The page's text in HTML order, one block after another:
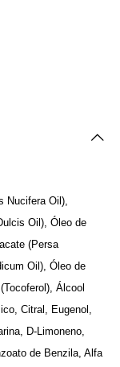
Nucifera Oil),
Oil), Óleo de
(Persa
Oil), Óleo de
Álcool
Citral, Eugenol,
D-Limoneno,
de Benzila, Alfa